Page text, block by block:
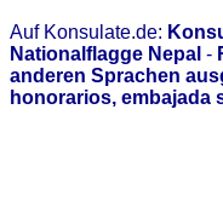
Auf Konsulate.de:
Nationalflagge Nepal -
anderen Sprachen
honorarios, embajada